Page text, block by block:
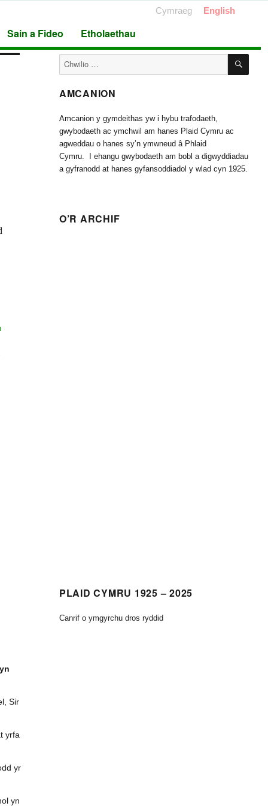
Cymraeg English
Sain a Fideo Etholaethau
Sir
yrfa
yr
yn
Chwilio
am:
AMCANION
Amcanion y gymdeithas yw i hybu trafodaeth,
gwybodaeth ac ymchwil am hanes Plaid Cymru ac
agweddau o hanes sy’n ymwneud â Phlaid
Cymru. I ehangu gwybodaeth am bobl a digwyddiadau
a gyfranodd at hanes gyfansoddiadol y wlad cyn 1925.
O’R ARCHIF
PLAID CYMRU 1925 – 2025
Canrif o ymgyrchu dros ryddid